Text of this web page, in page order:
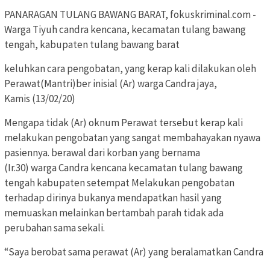
PANARAGAN TULANG BAWANG BARAT, fokuskriminal.com -
Warga Tiyuh candra kencana, kecamatan tulang bawang
tengah, kabupaten tulang bawang barat
keluhkan cara pengobatan, yang kerap kali dilakukan oleh
Perawat(Mantri)ber inisial (Ar) warga Candra jaya,
Kamis (13/02/20)
Mengapa tidak (Ar) oknum Perawat tersebut kerap kali
melakukan pengobatan yang sangat membahayakan nyawa
pasiennya. berawal dari korban yang bernama
(Ir.30) warga Candra kencana kecamatan tulang bawang
tengah kabupaten setempat Melakukan pengobatan
terhadap dirinya bukanya mendapatkan hasil yang
memuaskan melainkan bertambah parah tidak ada
perubahan sama sekali.
“Saya berobat sama perawat (Ar) yang beralamatkan Candra